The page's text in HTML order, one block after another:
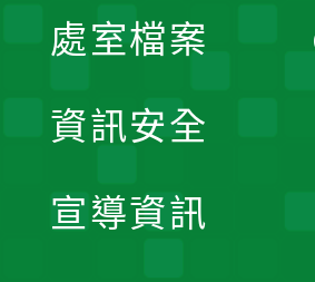
處室檔案
資訊安全
宣導資訊